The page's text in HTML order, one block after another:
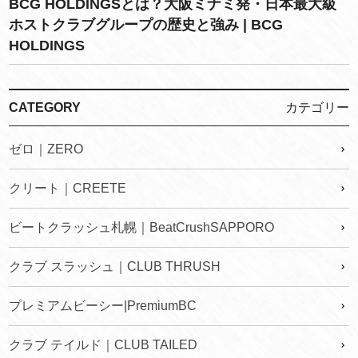
BCG HOLDINGSとは？大阪ミナミ発・日本最大級
ホストクラブグループの歴史と強み | BCG
HOLDINGS
CATEGORY カテゴリー
ゼロ｜ZERO
クリート｜CREETE
ビートクラッシュ札幌｜BeatCrushSAPPORO
クラブ スラッシュ｜CLUB THRUSH
プレミアムビーシー|PremiumBC
クラブ テイルド｜CLUB TAILED